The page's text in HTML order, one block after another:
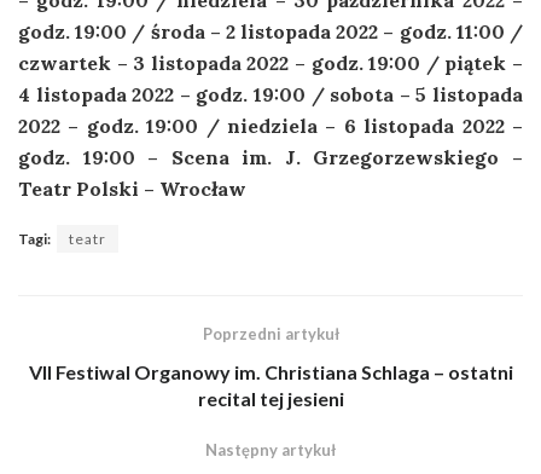
godz. 19:00 / środa – 2 listopada 2022 – godz. 11:00 /
czwartek – 3 listopada 2022 – godz. 19:00 / piątek –
4 listopada 2022 – godz. 19:00 / sobota – 5 listopada
2022 – godz. 19:00 / niedziela – 6 listopada 2022 –
godz. 19:00 – Scena im. J. Grzegorzewskiego –
Teatr Polski – Wrocław
Tagi: teatr
Poprzedni artykuł
VII Festiwal Organowy im. Christiana Schlaga – ostatni
recital tej jesieni
Następny artykuł